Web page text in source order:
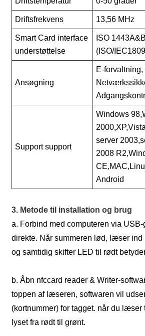
Driftsfrekvens 13,56 MHz
Smart Card interface
understøttelse
ISO
(ISO/
Ansøgning
E-
Support support
Windows
server
2008
Android
3. Metode til installation og brug
a. Forbind med computeren via
direkte. Når summeren lød, læser ind
og samtidig skifter LED til rødt
b. Åbn nfccard reader & Writer-
toppen af ​​læseren, softwaren vil
(kortnummer) for tagget. når du læser
lyset fra rødt til grønt.